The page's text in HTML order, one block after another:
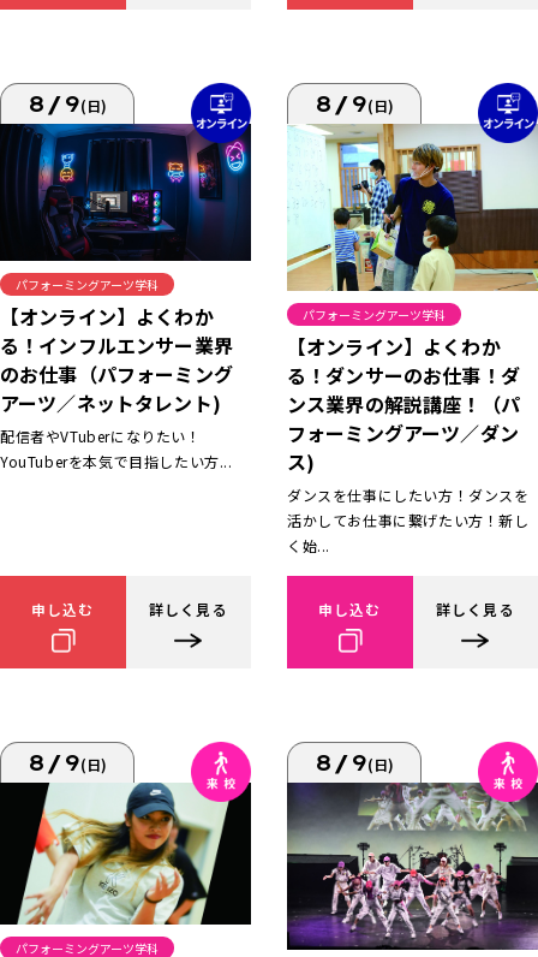
8/9(日)
パフォーミングアーツ学科
【オンライン】よくわか
る！インフルエンサー業界
のお仕事（パフォーミング
アーツ／ネットタレント)
配信者やVTuberになりたい！
YouTuberを本気で目指したい方...
申し込む 詳しく見る
8/9(日)
パフォーミングアーツ学科
【オンライン】よくわか
る！ダンサーのお仕事！ダ
ンス業界の解説講座！（パ
フォーミングアーツ／ダン
ス)
ダンスを仕事にしたい方！ダンスを
活かしてお仕事に繋げたい方！新し
く始...
申し込む 詳しく見る
8/9(日)
パフォーミングアーツ学科
8/9(日)